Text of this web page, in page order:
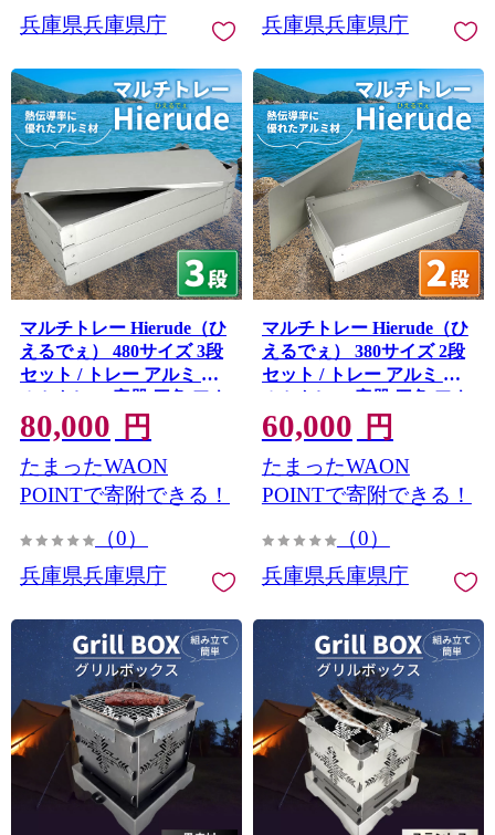
兵庫県兵庫県庁
兵庫県兵庫県庁
マルチトレー Hierude（ひ
えるでぇ） 480サイズ 3段
セット / トレー アルミ ア
ルミトレー 容器 四角 アウ
トドア キャンプ キッチン
調理器具 マルチユース 兵
庫県
80,000 円
たまったWAON
POINTで寄附できる！
（0）
兵庫県兵庫県庁
マルチトレー Hierude（ひ
えるでぇ） 380サイズ 2段
セット / トレー アルミ ア
ルミトレー 容器 四角 アウ
トドア キャンプ キッチン
調理器具 マルチユース 兵
庫県
60,000 円
たまったWAON
POINTで寄附できる！
（0）
兵庫県兵庫県庁